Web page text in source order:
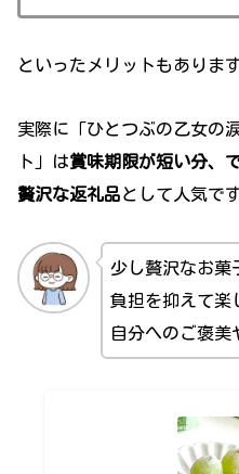
といったメリットもあります
実際に「ひとつぶの乙女の
ト」は賞味期限が短い分、
贅沢な返礼品として人気です
少し贅沢なお菓
負担を抑えて楽
自分へのご褒美